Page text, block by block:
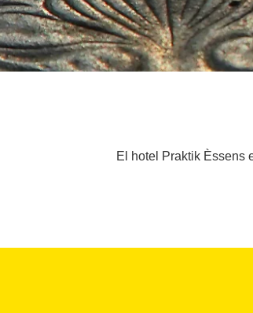
El hotel Praktik Èssens